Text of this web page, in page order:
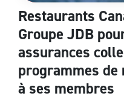
Restaurants
Groupe JDB
assurances
programmes
à ses membres